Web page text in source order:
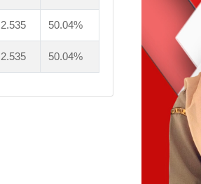
2.535 50.04%
2.535 50.04%